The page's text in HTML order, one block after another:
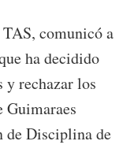
comunicó a
ha decidido
y rechazar los
de Disciplina de